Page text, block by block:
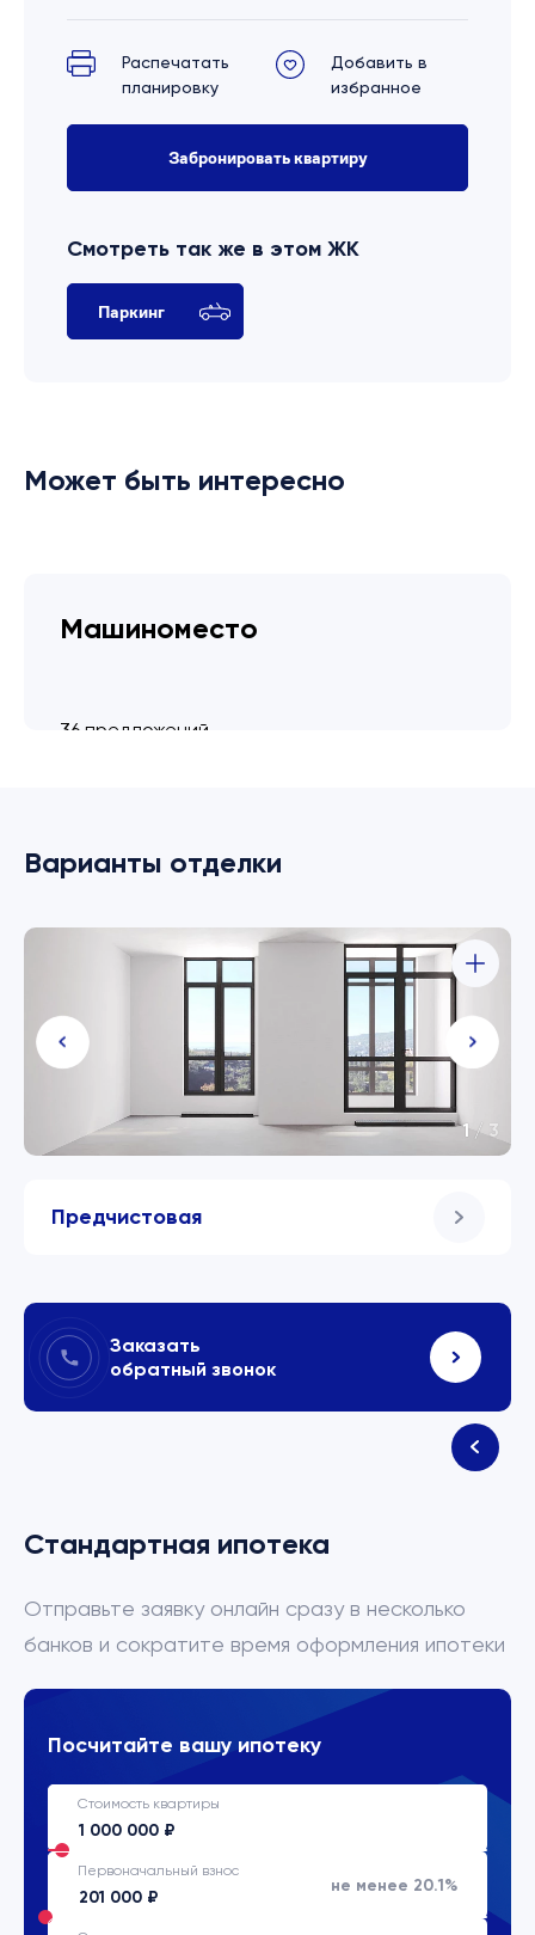
Распечатать
планировку
Добавить в
избранное
Забронировать квартиру
Смотреть так же в этом ЖК
Паркинг
Может быть интересно
Машиноместо
36 предложений
Варианты отделки
Предчистовая
1 /3
Заказать
обратный звонок
Стандартная ипотека
Отправьте заявку онлайн сразу в несколько
банков и сократите время оформления ипотеки
Посчитайте вашу ипотеку
Стоимость квартиры
Первоначальный взнос
не менее 20.1%